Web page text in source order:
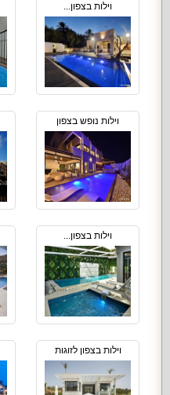
וילות בצפון...
וילות נופש בצפון
וילות בצפון...
וילות בצפון לזוגות